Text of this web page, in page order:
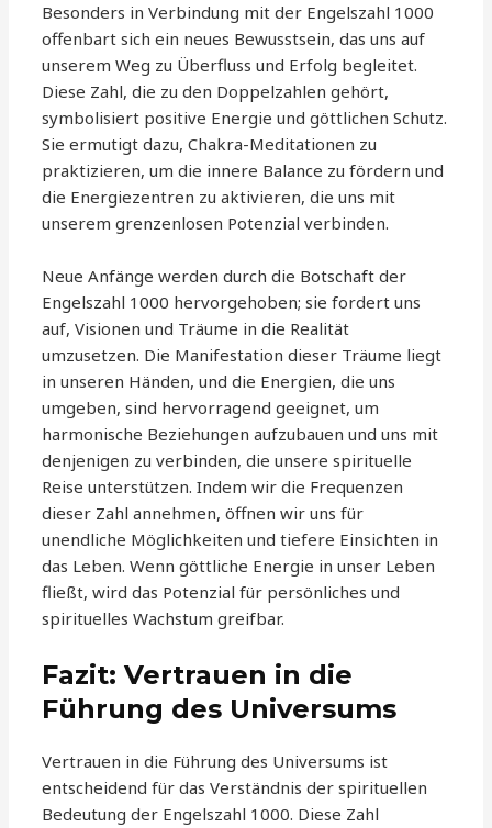
Besonders in Verbindung mit der Engelszahl 1000
offenbart sich ein neues Bewusstsein, das uns auf
unserem Weg zu Überfluss und Erfolg begleitet.
Diese Zahl, die zu den Doppelzahlen gehört,
symbolisiert positive Energie und göttlichen Schutz.
Sie ermutigt dazu, Chakra-Meditationen zu
praktizieren, um die innere Balance zu fördern und
die Energiezentren zu aktivieren, die uns mit
unserem grenzenlosen Potenzial verbinden.
Neue Anfänge werden durch die Botschaft der
Engelszahl 1000 hervorgehoben; sie fordert uns
auf, Visionen und Träume in die Realität
umzusetzen. Die Manifestation dieser Träume liegt
in unseren Händen, und die Energien, die uns
umgeben, sind hervorragend geeignet, um
harmonische Beziehungen aufzubauen und uns mit
denjenigen zu verbinden, die unsere spirituelle
Reise unterstützen. Indem wir die Frequenzen
dieser Zahl annehmen, öffnen wir uns für
unendliche Möglichkeiten und tiefere Einsichten in
das Leben. Wenn göttliche Energie in unser Leben
fließt, wird das Potenzial für persönliches und
spirituelles Wachstum greifbar.
Fazit: Vertrauen in die
Führung des Universums
Vertrauen in die Führung des Universums ist
entscheidend für das Verständnis der spirituellen
Bedeutung der Engelszahl 1000. Diese Zahl